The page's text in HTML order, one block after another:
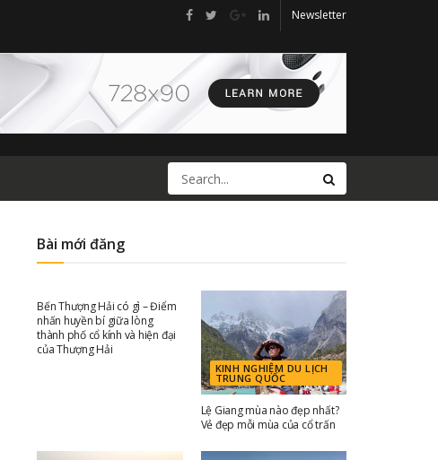
Newsletter
Bài mới đăng
KINH NGHIỆM DU LỊCH
Bến Thượng Hải có gì – Điểm
nhấn huyền bí giữa lòng
thành phố cổ kính và hiện đại
của Thượng Hải
KINH NGHIỆM DU LỊCH
TRUNG QUỐC
Lệ Giang mùa nào đẹp nhất?
Vẻ đẹp mỗi mùa của cổ trấn